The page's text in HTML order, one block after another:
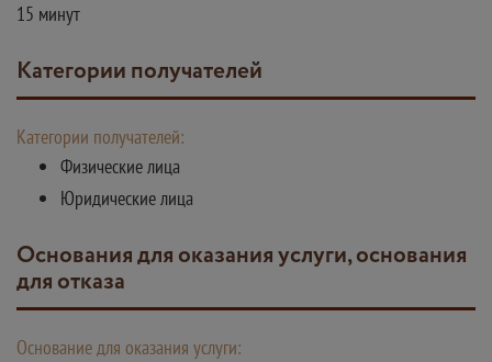
15 минут
Категории получателей
Категории получателей:
Физические лица
Юридические лица
Основания для оказания услуги, основания
для отказа
Основание для оказания услуги: